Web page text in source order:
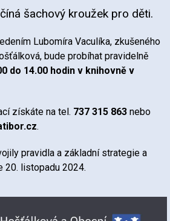
šachový kroužek pro děti.
Lubomíra Vaculíka, zkušeného
bude probíhat pravidelně
do 14.00 hodin v knihovně v
získáte na tel. 737 315 863 nebo
.
pravidla a základní strategie a
20. listopadu 2024.